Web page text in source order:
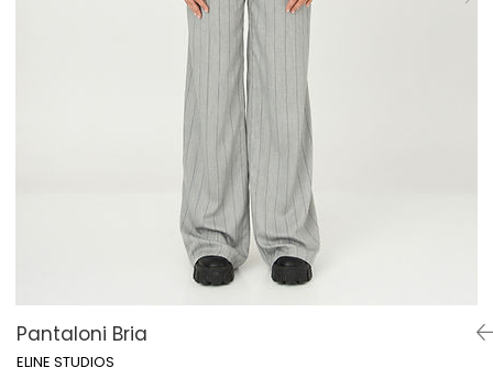
Pantaloni Bria
ELINE STUDIOS